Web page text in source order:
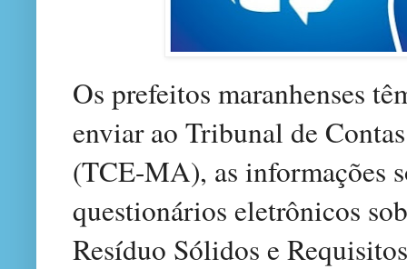
Os prefeitos maranhenses
enviar ao Tribunal de
(TCE-MA), as informações
questionários eletrônicos
Resíduo Sólidos e